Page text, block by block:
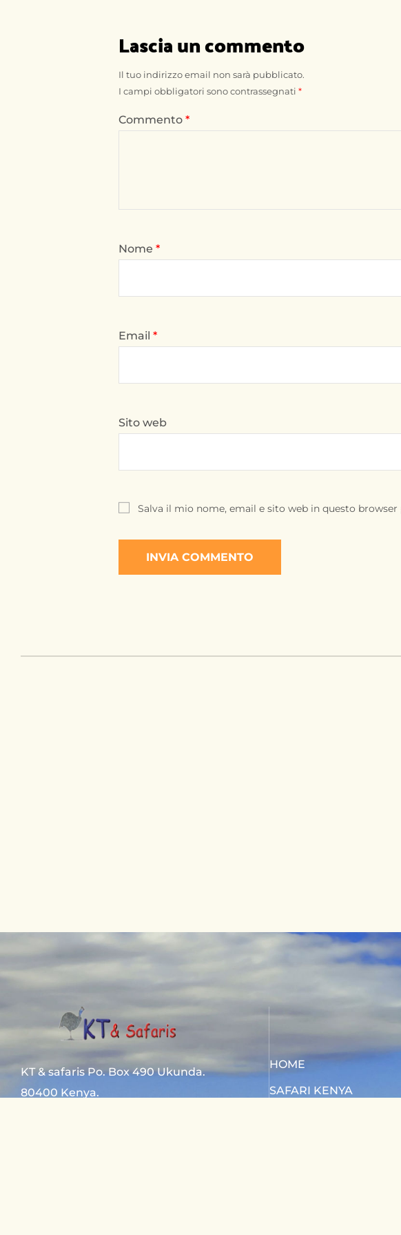
Lascia un commento
Il tuo indirizzo email non sarà pubblicato.
I campi obbligatori sono contrassegnati *
Commento *
Nome *
Email *
Sito web
Salva il mio nome, email e sito web in questo
KT & safaris Po. Box 490 Ukunda.
80400 Kenya.
HOME
SAFARI KENYA